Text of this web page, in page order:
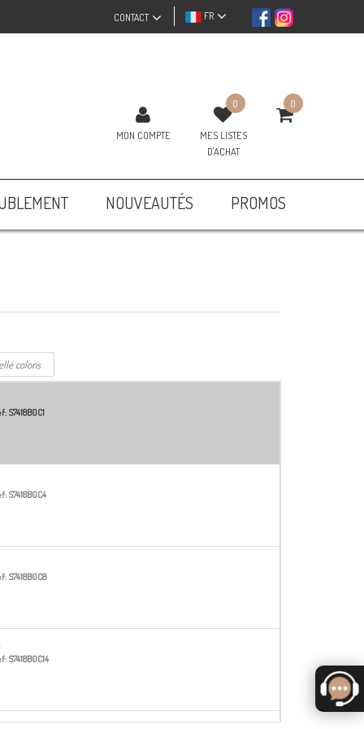
FR
CONTACT
MON COMPTE
0
MES LISTES
D'ACHAT
0
NOUVEAUTÉS PROMOS
S7418B0C1
S7418B0C4
S7418B0C8
S7418B0C14